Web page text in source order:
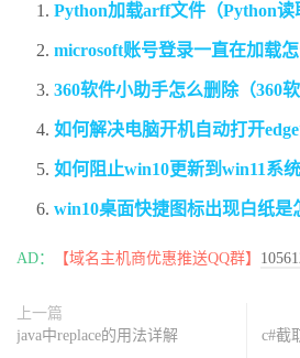
Python加载arff文件（Python读
microsoft账号登录一直在加载怎
360软件小助手怎么删除（360
如何解决电脑开机自动打开
如何阻止win10更新到win11系统
win10桌面快捷图标出现白纸是
AD： 【域名主机商优惠推送QQ群】
上一篇
java中replace的用法详解
c#截